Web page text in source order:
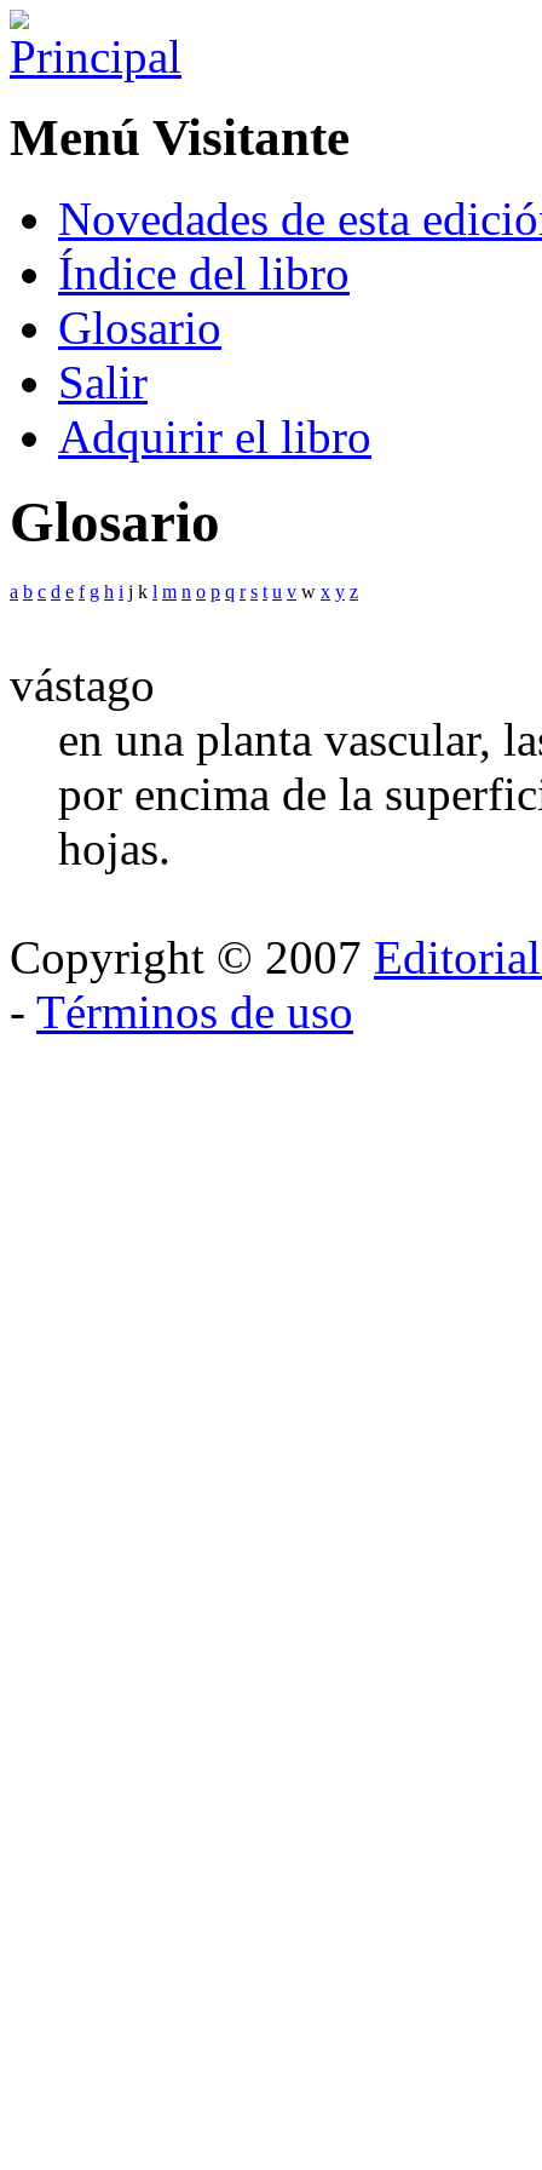
Menú Visitante
Novedades de esta
Índice del libro
Glosario
Salir
Adquirir el libro
Glosario
a b c d e f g h i j k l m n o p q r s t u v w x y z
vástago
en una planta vascular,
por encima de la
hojas.
Copyright © 2007
- Términos de uso